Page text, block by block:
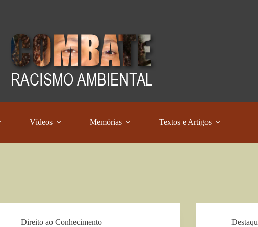
Vídeos Memórias Textos e Artigos
Direito ao Conhecimento